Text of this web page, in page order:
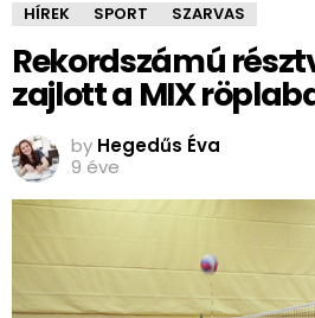
HÍREK SPORT SZARVAS
Rekordszámú
zajlott a MIX
by Hegedűs Éva
9 éve